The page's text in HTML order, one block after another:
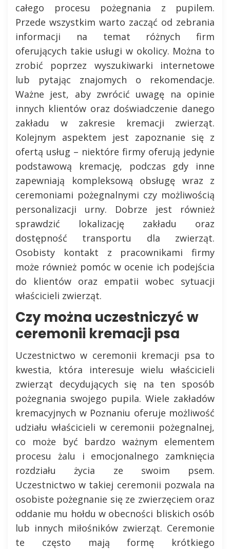
całego procesu pożegnania z pupilem.
Przede wszystkim warto zacząć od zebrania
informacji na temat różnych firm
oferujących takie usługi w okolicy. Można to
zrobić poprzez wyszukiwarki internetowe
lub pytając znajomych o rekomendacje.
Ważne jest, aby zwrócić uwagę na opinie
innych klientów oraz doświadczenie danego
zakładu w zakresie kremacji zwierząt.
Kolejnym aspektem jest zapoznanie się z
ofertą usług – niektóre firmy oferują jedynie
podstawową kremację, podczas gdy inne
zapewniają kompleksową obsługę wraz z
ceremoniami pożegnalnymi czy możliwością
personalizacji urny. Dobrze jest również
sprawdzić lokalizację zakładu oraz
dostępność transportu dla zwierząt.
Osobisty kontakt z pracownikami firmy
może również pomóc w ocenie ich podejścia
do klientów oraz empatii wobec sytuacji
właścicieli zwierząt.
Czy można uczestniczyć w
ceremonii kremacji psa
Uczestnictwo w ceremonii kremacji psa to
kwestia, która interesuje wielu właścicieli
zwierząt decydujących się na ten sposób
pożegnania swojego pupila. Wiele zakładów
kremacyjnych w Poznaniu oferuje możliwość
udziału właścicieli w ceremonii pożegnalnej,
co może być bardzo ważnym elementem
procesu żalu i emocjonalnego zamknięcia
rozdziału życia ze swoim psem.
Uczestnictwo w takiej ceremonii pozwala na
osobiste pożegnanie się ze zwierzęciem oraz
oddanie mu hołdu w obecności bliskich osób
lub innych miłośników zwierząt. Ceremonie
te często mają formę krótkiego